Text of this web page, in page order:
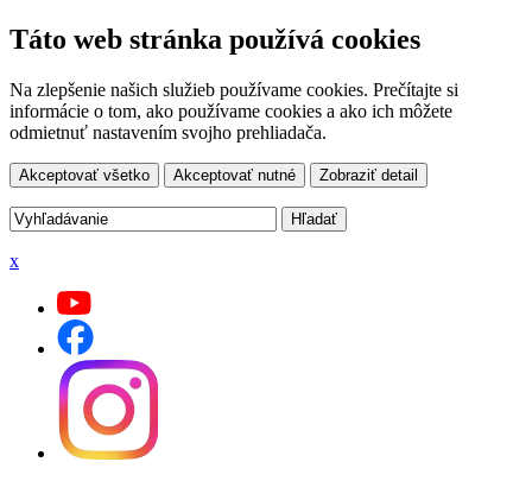
Táto web stránka používá cookies
Na zlepšenie našich služieb používame cookies. Prečítajte si
informácie o tom, ako používame cookies a ako ich môžete
odmietnuť nastavením svojho prehliadača.
Akceptovať všetko Akceptovať nutné Zobraziť detail
x